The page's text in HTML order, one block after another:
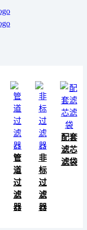
管
道
过
滤
器
非
标
过
滤
器
配套
滤芯
滤袋